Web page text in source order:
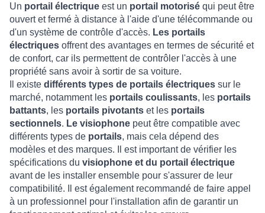
Un portail électrique est un portail motorisé qui peut être
ouvert et fermé à distance à l'aide d'une télécommande ou
d'un système de contrôle d'accès. Les portails
électriques offrent des avantages en termes de sécurité et
de confort, car ils permettent de contrôler l'accès à une
propriété sans avoir à sortir de sa voiture.
Il existe différents types de portails électriques sur le
marché, notamment les portails coulissants, les portails
battants, les portails pivotants et les portails
sectionnels. Le visiophone peut être compatible avec
différents types de portails, mais cela dépend des
modèles et des marques. Il est important de vérifier les
spécifications du visiophone et du portail électrique
avant de les installer ensemble pour s'assurer de leur
compatibilité. Il est également recommandé de faire appel
à un professionnel pour l'installation afin de garantir un